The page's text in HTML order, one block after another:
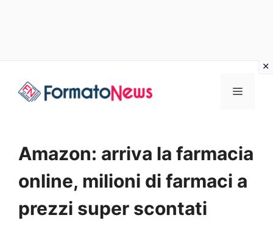
Menu
Amazon: arriva la farmacia
online, milioni di farmaci a
prezzi super scontati